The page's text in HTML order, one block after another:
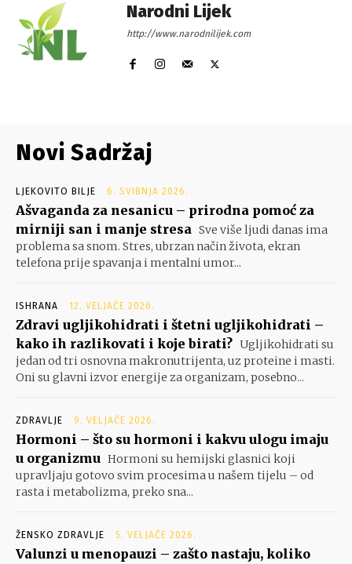
Narodni Lijek
http://www.narodnilijek.com
Novi Sadržaj
LJEKOVITO BILJE 6. SVIBNJA 2026.
Ašvaganda za nesanicu – prirodna pomoć za
mirniji san i manje stresa Sve više ljudi danas ima
problema sa snom. Stres, ubrzan način života, ekran
telefona prije spavanja i mentalni umor...
ISHRANA 12. VELJAČE 2026.
Zdravi ugljikohidrati i štetni ugljikohidrati –
kako ih razlikovati i koje birati? Ugljikohidrati su
jedan od tri osnovna makronutrijenta, uz proteine i masti.
Oni su glavni izvor energije za organizam, posebno...
ZDRAVLJE 9. VELJAČE 2026.
Hormoni – što su hormoni i kakvu ulogu imaju
u organizmu Hormoni su hemijski glasnici koji
upravljaju gotovo svim procesima u našem tijelu – od
rasta i metabolizma, preko sna...
ŽENSKO ZDRAVLJE 5. VELJAČE 2026.
Valunzi u menopauzi – zašto nastaju, koliko